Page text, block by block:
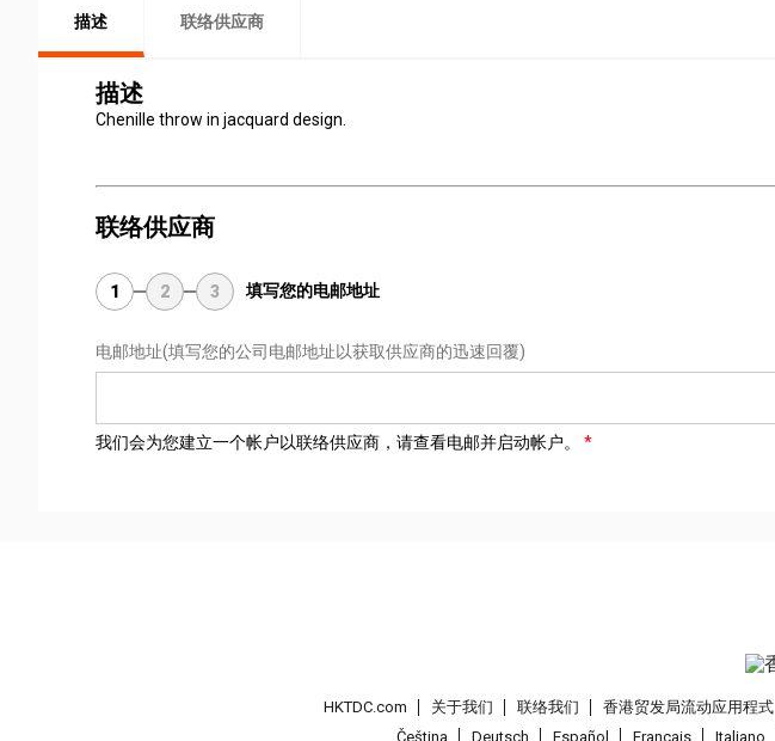
描述 联络供应商
描述
Chenille throw in jacquard design.
联络供应商
1 2 3 填写您的电邮地址
电邮地址(填写您的公司电邮地址以获取供应商的迅速回覆)
我们会为您建立一个帐户以联络供应商，请查看电邮并启动帐户。
HKTDC.com 关于我们 联络我们 香港贸发局流动应用程式
Čeština
Deutsch Español Français Italiano